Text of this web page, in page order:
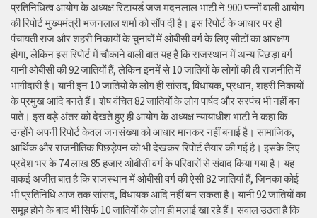
प्रतिनिधित्व आयोग के अध्यक्ष रिटायर्ड जज मदनलाल भाटी ने 900 पन्नों वाली आयोग
की रिपोर्ट मुख्यमंत्री भजनलाल शर्मा को सौंप दी है। इस रिपोर्ट के आधार पर ही
पंचायती राज और शहरी निकायों के चुनावों में ओबीसी वर्ग के लिए सीटों का आरक्षण
होगा, लेकिन इस रिपोर्ट में चौकाने वाली बात यह है कि राजस्थान में अन्य पिछड़ा वर्ग
यानी ओबीसी की 92 जातियों हैं, लेकिन इनमें से 10 जातियों के लोगों की ही राजनीति में
भागीदारी है। यानी इन 10 जातियों के लोग ही सांसद, विधायक, प्रधान, शहरी निकायों
के प्रमुख आदि बनते हैं। शेष वंचित 82 जातियों के लोग पार्षद और सरपंच भी नहीं बन
पाते। इस बड़े अंतर को देखते हुए ही आयोग के अध्यक्ष न्यायाधीश भाटी ने कहा कि
उन्होंने अपनी रिपोर्ट केवल जनसंख्या को आधार मानकर नहीं बनाई है। सामाजिक,
आर्थिक और राजनीतिक पिछड़ेपन को भी देखकर रिपोर्ट तैयार की गई है। इसके लिए
प्रदेश भर के 74 लाख 85 हजार ओबीसी वर्ग के परिवारों से संवाद किया गया है। यह
वाकई अजीत बात है कि राजस्थान में ओबीसी वर्ग की ऐसी 82 जातियां हैं, जिनका कोई
भी प्रतिनिधि आज तक सांसद, विधायक आदि नहीं बन सकता है। यानी 92 जातियों का
समूह होने के बाद भी सिर्फ 10 जातियों के लोग ही मलाई खा रहे हैं। सवाल उठता है कि